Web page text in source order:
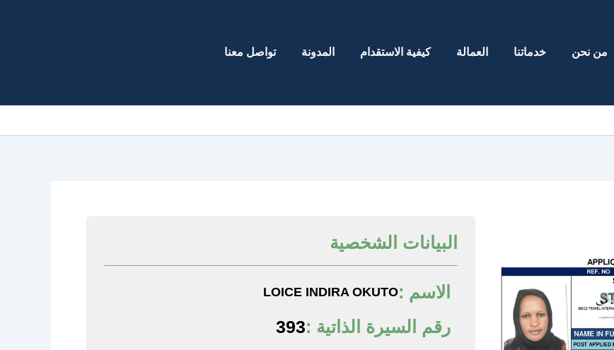
من نحن خدماتنا العمالة كيفية الاستقدام المدونة تواصل معنا
البيانات الشخصية
الاسم :LOICE INDIRA OKUTO
رقم السيرة الذاتية :393